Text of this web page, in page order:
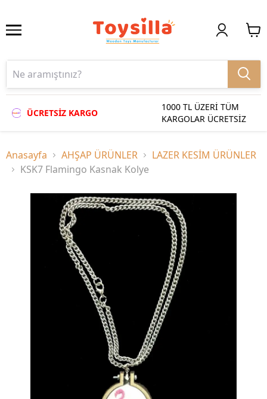
ÜCRETSİZ KARGO
1000 TL ÜZERİ TÜM
KARGOLAR ÜCRETSİZ
Anasayfa AHŞAP ÜRÜNLER
LAZER KESİM ÜRÜNLER
KSK7 Flamingo Kasnak Kolye